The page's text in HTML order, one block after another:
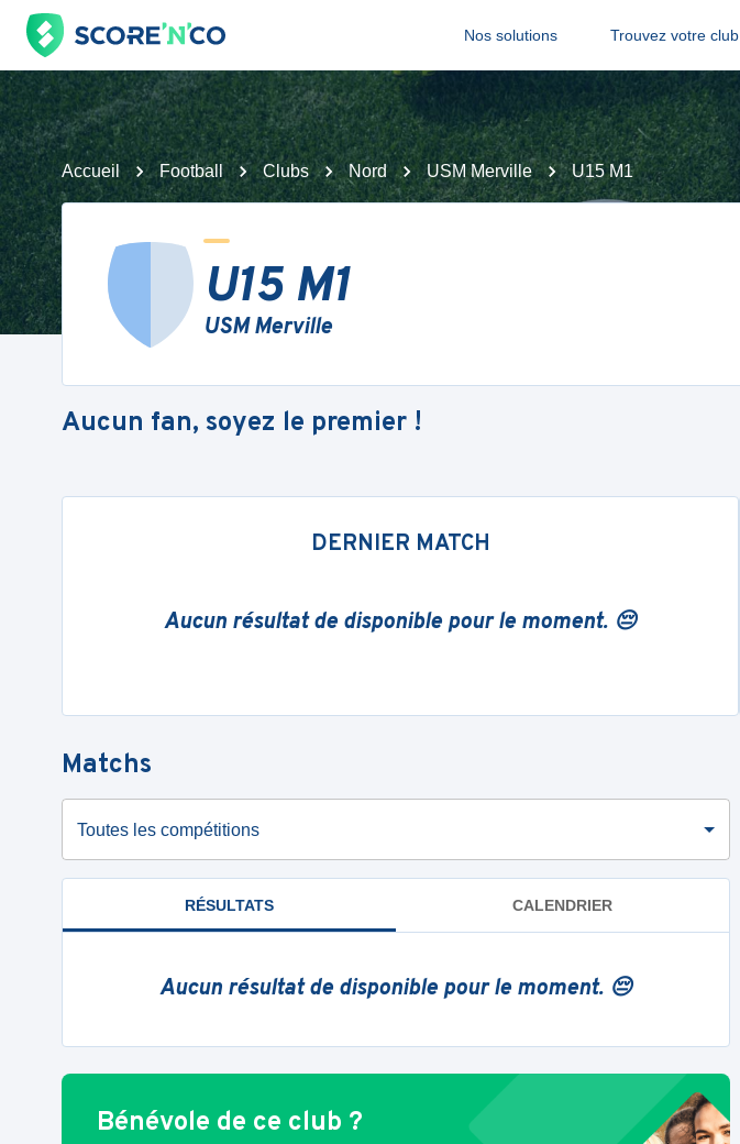
Nos solutions Trouvez votre club
Accueil Football Clubs Nord USM Merville U15 M1
U15 M1
USM Merville
Aucun fan, soyez le premier !
DERNIER MATCH
Aucun résultat de disponible pour le moment. 😔
Matchs
Toutes les compétitions
RÉSULTATS CALENDRIER
Aucun résultat de disponible pour le moment. 😔
Bénévole de ce club ?